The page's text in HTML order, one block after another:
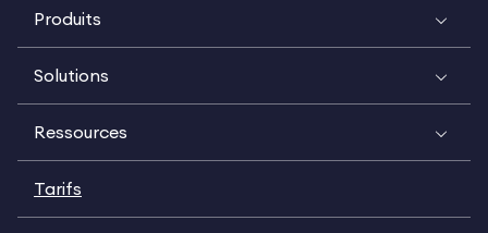
Produits
Solutions
Ressources
Tarifs